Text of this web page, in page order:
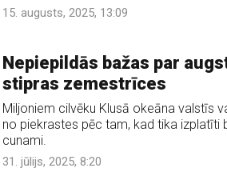
15. augusts, 2025, 13:09
Nepiepildās bažas par
stipras zemestrīces
Miljoniem cilvēku Klusā okeāna valstīs
no piekrastes pēc tam, kad tika izplatīti
cunami.
31. jūlijs, 2025, 8:20